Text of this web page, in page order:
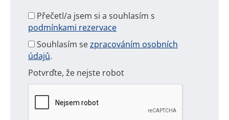
Přečetl/a jsem si a souhlasím s
podmínkami rezervace
Souhlasím sezpracováním osobních
údajů.
Potvrďte, že nejste robot